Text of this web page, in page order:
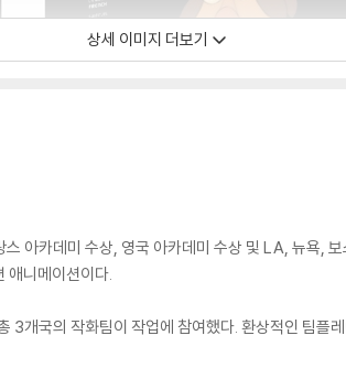
상세 이미지 더보기
아카데미 수상, 영국 아카데미 수상 및 LA, 뉴욕,
애니메이션이다.
3개국의 작화팀이 작업에 참여했다. 환상적인 팀플